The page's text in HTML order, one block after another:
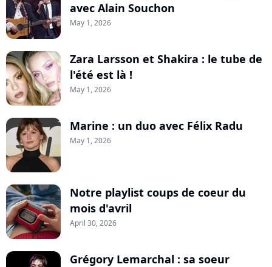
avec Alain Souchon
May 1, 2026
Zara Larsson et Shakira : le tube de
l'été est là !
May 1, 2026
Marine : un duo avec Félix Radu
May 1, 2026
Notre playlist coups de coeur du
mois d'avril
April 30, 2026
Grégory Lemarchal : sa soeur